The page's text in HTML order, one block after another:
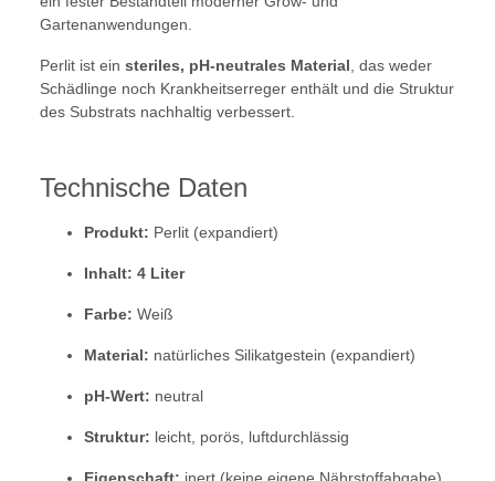
Gartenanwendungen.
Perlit ist ein steriles, pH-neutrales Material, das weder
Schädlinge noch Krankheitserreger enthält und die Struktur
des Substrats nachhaltig verbessert.
Technische Daten
Produkt: Perlit (expandiert)
Inhalt: 4 Liter
Farbe: Weiß
Material: natürliches Silikatgestein (expandiert)
pH-Wert: neutral
Struktur: leicht, porös, luftdurchlässig